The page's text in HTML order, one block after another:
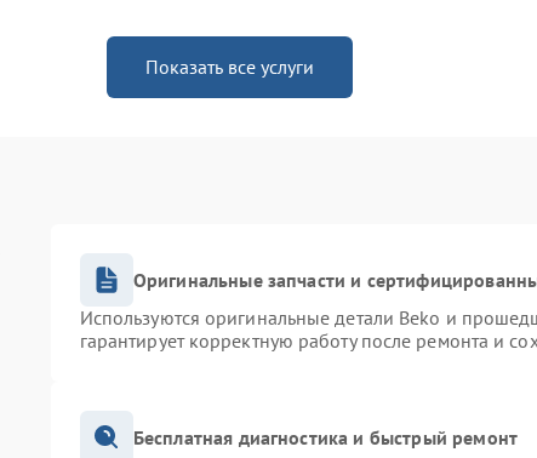
Показать все услуги
Оригинальные запчасти и
Используются оригинальные детали Beko и
гарантирует корректную работу после ремонта и
Бесплатная диагностика и быстрый ремонт